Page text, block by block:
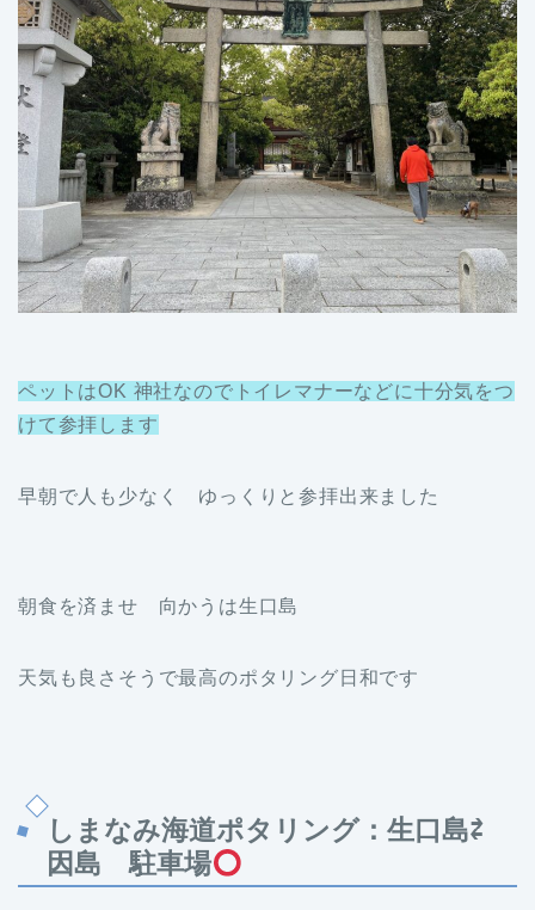
ペットはOK 神社なのでトイレマナーなどに十分気をつ
けて参拝します
早朝で人も少なく ゆっくりと参拝出来ました
朝食を済ませ 向かうは生口島
天気も良さそうで最高のポタリング日和です
しまなみ海道ポタリング：生口島⇄
因島 駐車場